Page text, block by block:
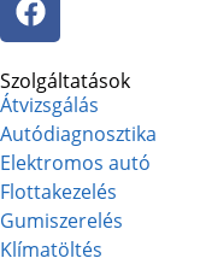
Szolgáltatások
Átvizsgálás
Autódiagnosztika
Elektromos autó
Flottakezelés
Gumiszerelés
Klímatöltés